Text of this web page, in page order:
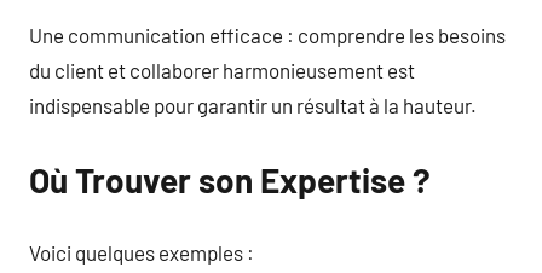
Une communication efficace : comprendre les besoins
du client et collaborer harmonieusement est
indispensable pour garantir un résultat à la hauteur.
Où Trouver son Expertise ?
Voici quelques exemples :